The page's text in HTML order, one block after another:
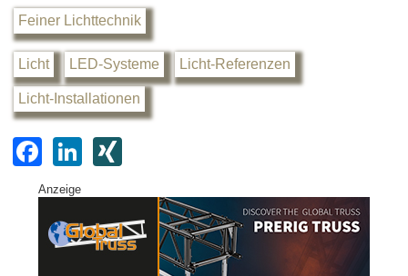
Feiner Lichttechnik
Licht LED-Systeme Licht-Referenzen
Licht-Installationen
F
a
c
e
Li
k
e
G
Anzeige